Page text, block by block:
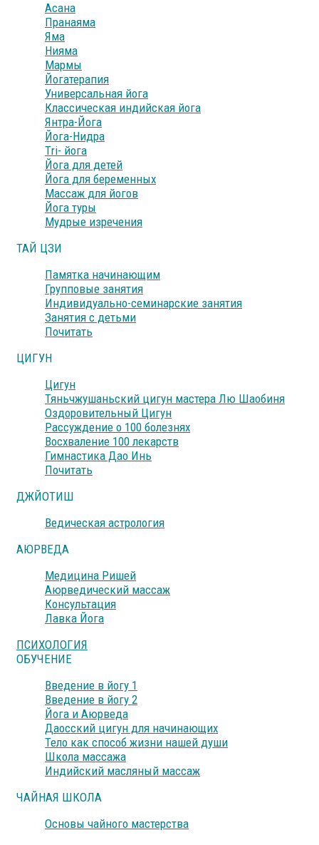
Асана
Пранаяма
Яма
Нияма
Мармы
Йогатерапия
Универсальная йога
Классическая индийская йога
Янтра-Йога
Йога-Нидра
Тri- йога
Йога для детей
Йога для беременных
Массаж для йогов
Йога туры
Мудрые изречения
ТАЙ ЦЗИ
Памятка начинающим
Групповые занятия
Индивидуально-семинарские занятия
Занятия с детьми
Почитать
ЦИГУН
Цигун
Тяньчжушаньский цигун мастера Лю Шаобиня
Оздоровительный Цигун
Рассуждение о 100 болезнях
Восхваление 100 лекарств
Гимнастика Дао Инь
Почитать
ДЖЙОТИШ
Ведическая астрология
АЮРВЕДА
Медицина Ришей
Аюрведический массаж
Консультация
Лавка Йога
ПСИХОЛОГИЯ
ОБУЧЕНИЕ
Введение в йогу 1
Введение в йогу 2
Йога и Аюрведа
Даосский цигун для начинающих
Тело как способ жизни нашей души
Школа массажа
Индийский масляный массаж
ЧАЙНАЯ ШКОЛА
Основы чайного мастерства